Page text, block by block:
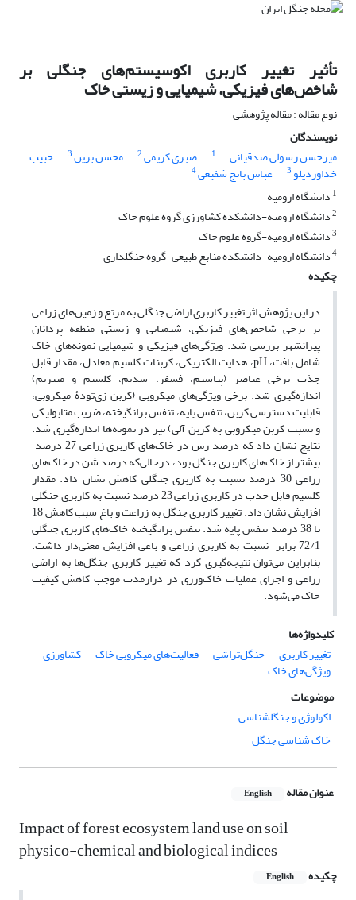
تأثیر تغییر کاربری اکوسیستم‌های جنگلی بر
شاخص‌های فیزیکی، شیمیایی و زیستی خاک
نوع مقاله : مقاله پژوهشی
نویسندگان
میرحسن رسولی صدقیانی
1 صبری کریمی2 محسن برین3 حبیب
خداوردیلو3 عباس بانج شفیعی4
1 دانشگاه ارومیه
2دانشگاه ارومیه-دانشکده کشاورزی گروه علوم خاک
3دانشگاه ارومیه-گروه علوم خاک
4دانشگاه ارومیه-دانشکده منابع طبیعی-گروه جنگلداری
چکیده
در این پژوهش اثر تغییر کاربری اراضی جنگلی به مرتع و زمین‌های زراعی
بر برخی شاخص‌های فیزیکی، شیمیایی و زیستی منطقه پردانان
پیرانشهر بررسی شد. ویژگی‌های فیزیکی و شیمیایی نمونه‌های خاک
شامل بافت، pH، هدایت الکتریکی، کربنات کلسیم معادل، مقدار قابل‌
جذب برخی عناصر (پتاسیم، فسفر، سدیم، کلسیم و منیزیم)
اندازه‌گیری شد. برخی ویژگی‌های میکروبی (کربن زی‌تودۀ میکروبی،
قابلیت دسترسی کربن، تنفس پایه، تنفس برانگیخته، ضریب متابولیکی
و نسبت کربن میکروبی به کربن آلی) نیز در نمونه‌ها اندازه‌گیری شد.
نتایج نشان داد که درصد رس در خاک‌های کاربری زراعی 27 درصد
بیشتر از خاک‌های کاربری جنگل بود، درحالی‌که درصد شن در خاک‌های
زراعی 30 درصد نسبت به کاربری جنگلی کاهش نشان داد. مقدار
کلسیم قابل جذب در کاربری زراعی 23 درصد نسبت به کاربری جنگلی
افزایش نشان داد. تغییر کاربری جنگل به زراعت و باغ سبب کاهش 18
تا 38 درصد تنفس پایه شد. تنفس برانگیخته خاک‌های کاربری جنگلی
72/1 برابر نسبت به کاربری زراعی و باغی افزایش معنی‌دار داشت.
بنابراین می‌توان نتیجه‌گیری کرد که تغییر کاربری جنگل‌ها به اراضی
زراعی و اجرای عملیات خاک‌ورزی در درازمدت موجب کاهش کیفیت
خاک می‌شود.
کلیدواژه‌ها
تغییر کاربری
جنگل‌تراشی فعالیت‌های میکروبی خاک کشاورزی
ویژگی‌های خاک
موضوعات
اکولوژی و جنگلشناسی
خاک شناسی جنگل
عنوان مقاله English
Impact of forest ecosystem land use on soil
physico-chemical and biological indices
چکیده English